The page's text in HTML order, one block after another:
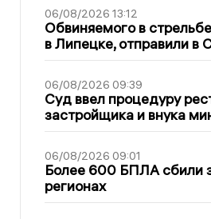
06/08/2026 13:12
Обвиняемого в
в Липецке, отправили в
06/08/2026 09:39
Суд ввел процедуру
застройщика и внука
06/08/2026 09:01
Более 600 БПЛА сбили
регионах